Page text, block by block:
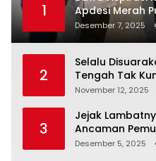
1
Apdesi Merah
Provinsi
Desember 7, 2025
2
Selalu
Tengah Tak
November 12, 2025
3
Jejak
Ancaman
Desember 5, 2025